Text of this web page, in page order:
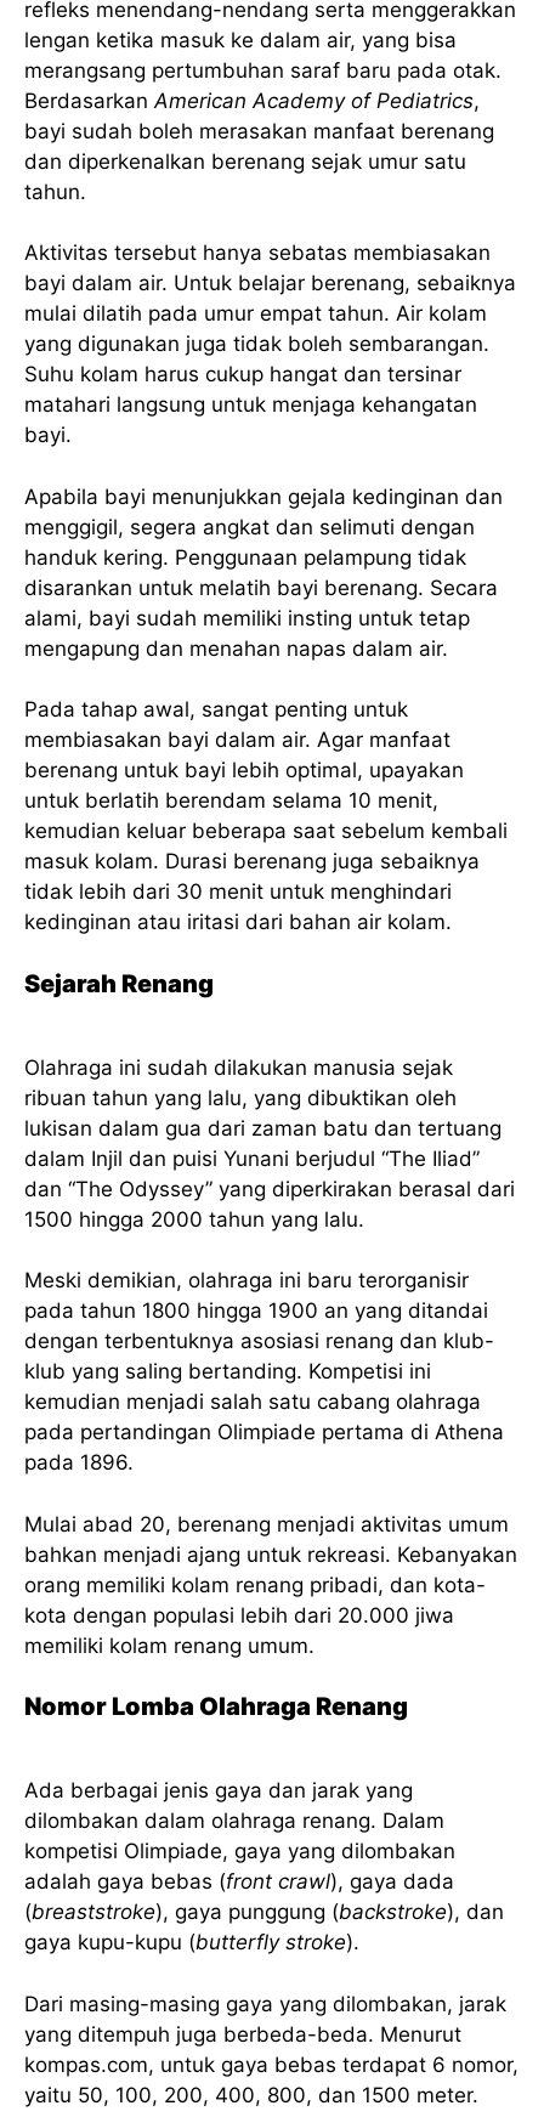
refleks menendang-nendang serta menggerakkan
lengan ketika masuk ke dalam air, yang bisa
merangsang pertumbuhan saraf baru pada otak.
Berdasarkan American Academy of Pediatrics,
bayi sudah boleh merasakan manfaat berenang
dan diperkenalkan berenang sejak umur satu
tahun.
Aktivitas tersebut hanya sebatas membiasakan
bayi dalam air. Untuk belajar berenang, sebaiknya
mulai dilatih pada umur empat tahun. Air kolam
yang digunakan juga tidak boleh sembarangan.
Suhu kolam harus cukup hangat dan tersinar
matahari langsung untuk menjaga kehangatan
bayi.
Apabila bayi menunjukkan gejala kedinginan dan
menggigil, segera angkat dan selimuti dengan
handuk kering. Penggunaan pelampung tidak
disarankan untuk melatih bayi berenang. Secara
alami, bayi sudah memiliki insting untuk tetap
mengapung dan menahan napas dalam air.
Pada tahap awal, sangat penting untuk
membiasakan bayi dalam air. Agar manfaat
berenang untuk bayi lebih optimal, upayakan
untuk berlatih berendam selama 10 menit,
kemudian keluar beberapa saat sebelum kembali
masuk kolam. Durasi berenang juga sebaiknya
tidak lebih dari 30 menit untuk menghindari
kedinginan atau iritasi dari bahan air kolam.
Sejarah Renang
Olahraga ini sudah dilakukan manusia sejak
ribuan tahun yang lalu, yang dibuktikan oleh
lukisan dalam gua dari zaman batu dan tertuang
dalam Injil dan puisi Yunani berjudul “The Iliad”
dan “The Odyssey” yang diperkirakan berasal dari
1500 hingga 2000 tahun yang lalu.
Meski demikian, olahraga ini baru terorganisir
pada tahun 1800 hingga 1900 an yang ditandai
dengan terbentuknya asosiasi renang dan klub-
klub yang saling bertanding. Kompetisi ini
kemudian menjadi salah satu cabang olahraga
pada pertandingan Olimpiade pertama di Athena
pada 1896.
Mulai abad 20, berenang menjadi aktivitas umum
bahkan menjadi ajang untuk rekreasi. Kebanyakan
orang memiliki kolam renang pribadi, dan kota-
kota dengan populasi lebih dari 20.000 jiwa
memiliki kolam renang umum.
Nomor Lomba Olahraga Renang
Ada berbagai jenis gaya dan jarak yang
dilombakan dalam olahraga renang. Dalam
kompetisi Olimpiade, gaya yang dilombakan
adalah gaya bebas (front crawl), gaya dada
(breaststroke), gaya punggung (backstroke), dan
gaya kupu-kupu (butterfly stroke).
Dari masing-masing gaya yang dilombakan, jarak
yang ditempuh juga berbeda-beda. Menurut
kompas.com, untuk gaya bebas terdapat 6 nomor,
yaitu 50, 100, 200, 400, 800, dan 1500 meter.